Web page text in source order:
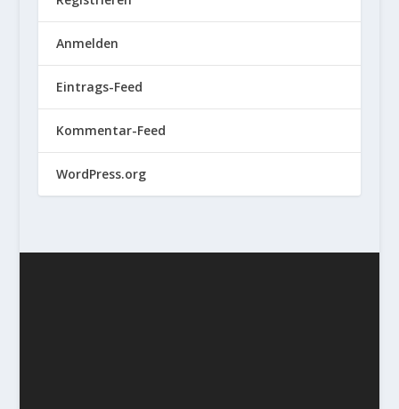
Anmelden
Eintrags-Feed
Kommentar-Feed
WordPress.org